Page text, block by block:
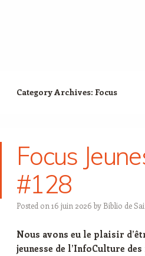
Category Archives: Focus
Focus
#128
Posted on 16 juin 2026 by Biblio de
Nous avons eu le plaisir
jeunesse de l’InfoCulture